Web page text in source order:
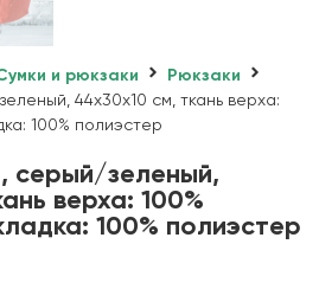
и рюкзаки
Рюкзаки
44х30х10 см, ткань верха:
100% полиэстер
серый/зеленый,
верха: 100%
100% полиэстер